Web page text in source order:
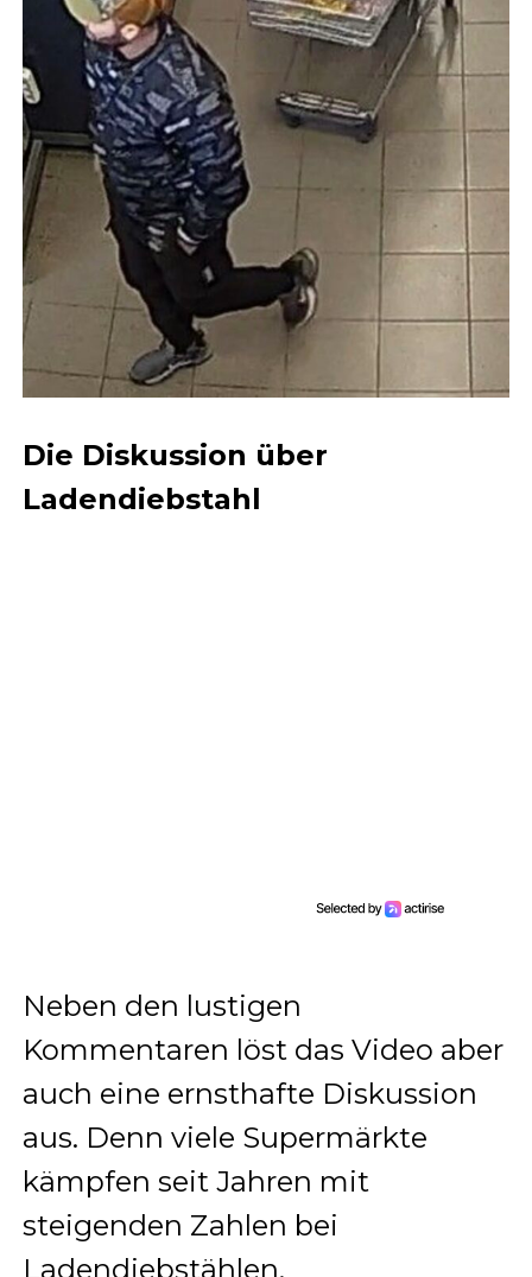
Die Diskussion über
Ladendiebstahl
Neben den lustigen
Kommentaren löst das Video aber
auch eine ernsthafte Diskussion
aus. Denn viele Supermärkte
kämpfen seit Jahren mit
steigenden Zahlen bei
Ladendiebstählen.